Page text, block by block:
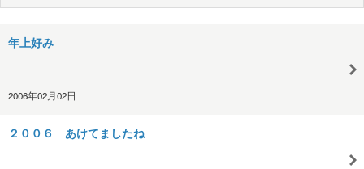
年上好み
2006年02月02日
２００６ あけてましたね